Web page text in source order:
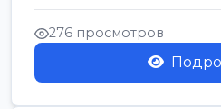
мужчин и женщин от
276 просмотров